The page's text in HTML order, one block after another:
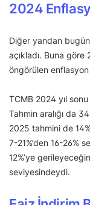
2024
Diğer yandan
açıkladı. Buna göre
öngörülen
TCMB 2024 yıl sonu
Tahmin aralığı da
2025 tahmini de
7-21%’den 16-26%
12%’ye
seviyesindeydi.